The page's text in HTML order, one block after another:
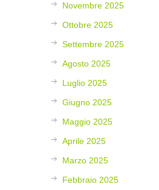
Novembre 2025
Ottobre 2025
Settembre 2025
Agosto 2025
Luglio 2025
Giugno 2025
Maggio 2025
Aprile 2025
Marzo 2025
Febbraio 2025